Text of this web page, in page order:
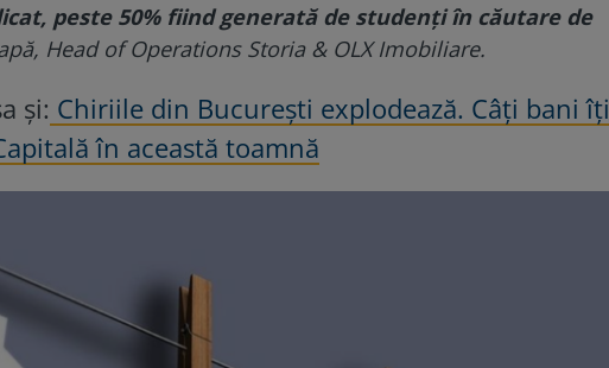
peste 50% fiind generată de studenți în căutare de
Head of Operations Storia & OLX Imobiliare.
și: Chiriile din București explodează. Câți bani îți
în această toamnă